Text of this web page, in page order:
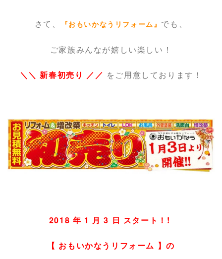
さて、 『おもいかなうリフォーム』 でも、
ご家族みんなが嬉しい楽しい！
＼＼ 新春初売り ／／ をご用意しております！
2018 年 1 月 3 日 スタート！!
【 おもいかなうリフォーム 】の